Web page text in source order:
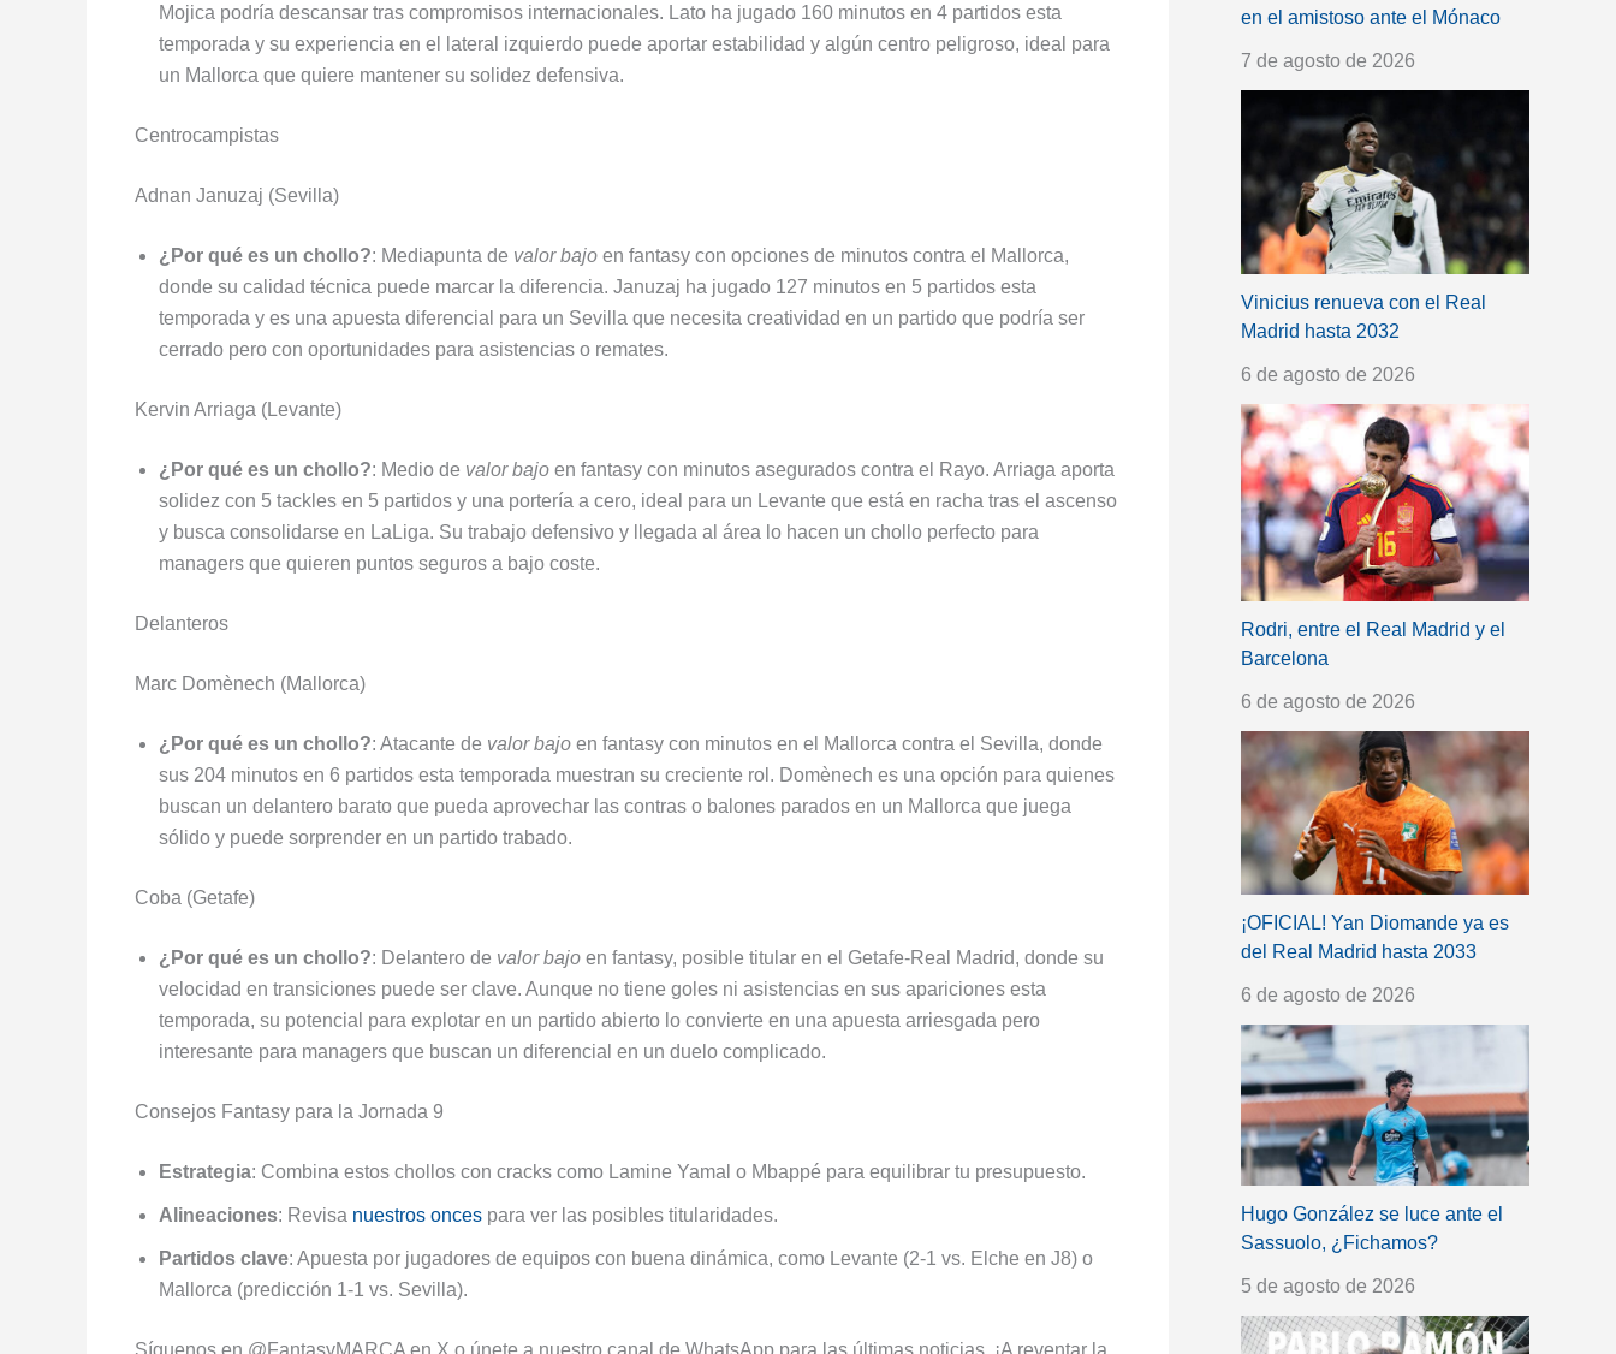
Mojica podría descansar tras compromisos internacionales. Lato ha jugado 160 minutos en 4 partidos esta
temporada y su experiencia en el lateral izquierdo puede aportar estabilidad y algún centro peligroso, ideal para
un Mallorca que quiere mantener su solidez defensiva.
Centrocampistas
Adnan Januzaj (Sevilla)
¿Por qué es un chollo?: Mediapunta de valor bajo en fantasy con opciones de minutos contra el Mallorca,
donde su calidad técnica puede marcar la diferencia. Januzaj ha jugado 127 minutos en 5 partidos esta
temporada y es una apuesta diferencial para un Sevilla que necesita creatividad en un partido que podría ser
cerrado pero con oportunidades para asistencias o remates.
Kervin Arriaga (Levante)
¿Por qué es un chollo?: Medio de valor bajo en fantasy con minutos asegurados contra el Rayo. Arriaga aporta
solidez con 5 tackles en 5 partidos y una portería a cero, ideal para un Levante que está en racha tras el ascenso
y busca consolidarse en LaLiga. Su trabajo defensivo y llegada al área lo hacen un chollo perfecto para
managers que quieren puntos seguros a bajo coste.
Delanteros
Marc Domènech (Mallorca)
¿Por qué es un chollo?: Atacante de valor bajo en fantasy con minutos en el Mallorca contra el Sevilla, donde
sus 204 minutos en 6 partidos esta temporada muestran su creciente rol. Domènech es una opción para quienes
buscan un delantero barato que pueda aprovechar las contras o balones parados en un Mallorca que juega
sólido y puede sorprender en un partido trabado.
Coba (Getafe)
¿Por qué es un chollo?: Delantero de valor bajo en fantasy, posible titular en el Getafe-Real Madrid, donde su
velocidad en transiciones puede ser clave. Aunque no tiene goles ni asistencias en sus apariciones esta
temporada, su potencial para explotar en un partido abierto lo convierte en una apuesta arriesgada pero
interesante para managers que buscan un diferencial en un duelo complicado.
Consejos Fantasy para la Jornada 9
Estrategia: Combina estos chollos con cracks como Lamine Yamal o Mbappé para equilibrar tu presupuesto.
Alineaciones: Revisa nuestros onces para ver las posibles titularidades.
Partidos clave: Apuesta por jugadores de equipos con buena dinámica, como Levante (2-1 vs. Elche en J8) o
Mallorca (predicción 1-1 vs. Sevilla).
en el amistoso ante el Mónaco
7 de agosto de 2026
Vinicius renueva con el Real
Madrid hasta 2032
6 de agosto de 2026
Rodri, entre el Real Madrid y el
Barcelona
6 de agosto de 2026
¡OFICIAL! Yan Diomande ya es
del Real Madrid hasta 2033
6 de agosto de 2026
Hugo González se luce ante el
Sassuolo, ¿Fichamos?
5 de agosto de 2026